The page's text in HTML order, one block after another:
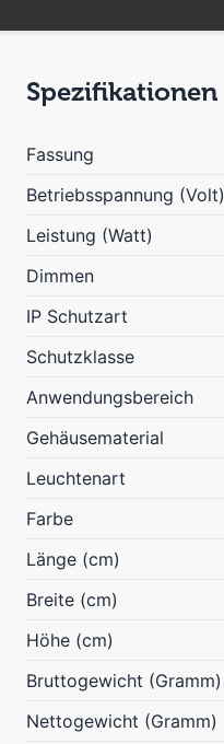
Spezifikationen
Fassung
Betriebsspannung (Volt)
Leistung (Watt)
Dimmen
IP Schutzart
Schutzklasse
Anwendungsbereich
Gehäusematerial
Leuchtenart
Farbe
Länge (cm)
Breite (cm)
Höhe (cm)
Bruttogewicht (Gramm)
Nettogewicht (Gramm)